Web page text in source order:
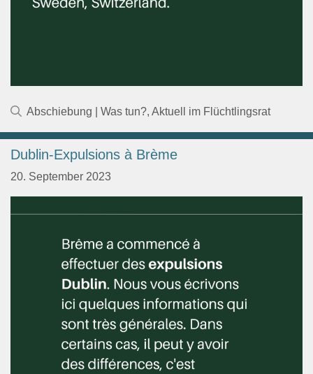
Kategorien
Abschiebung | Was tun?, Aktuell im Flüchtlingsrat
Dublin-Expulsions à Brème
20. September 2023